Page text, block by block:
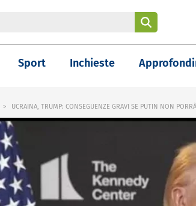
Sport Inchieste
UCRAINA, TRUMP: CONSEGUENZE GRAVI SE PUTIN NON